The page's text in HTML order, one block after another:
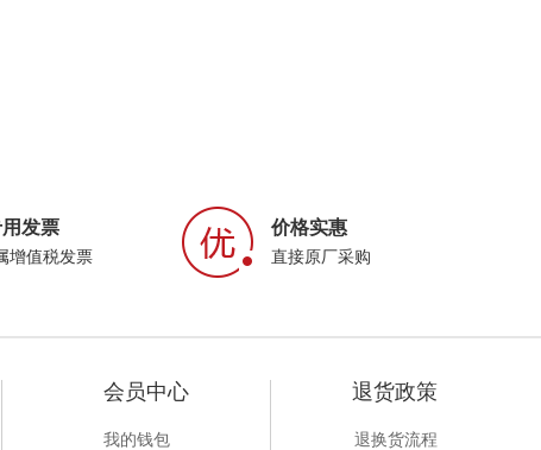
发票
增值税发票
价格实惠
直接原厂采购
会员中心
我的钱包
退货政策
退换货流程